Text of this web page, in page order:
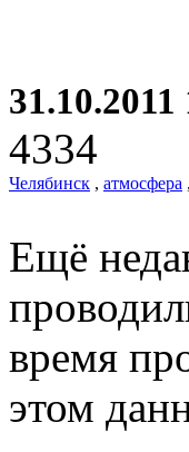
31.10.2011
4334
Челябинск , атмосфера ,
Ещё
время
этом